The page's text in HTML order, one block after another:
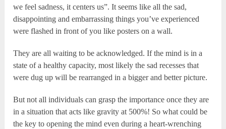
we feel sadness, it centers us”. It seems like all the sad,
disappointing and embarrassing things you’ve experienced
were flashed in front of you like posters on a wall.
They are all waiting to be acknowledged. If the mind is in a
state of a healthy capacity, most likely the sad recesses that
were dug up will be rearranged in a bigger and better picture.
But not all individuals can grasp the importance once they are
in a situation that acts like gravity at 500%! So what could be
the key to opening the mind even during a heart-wrenching